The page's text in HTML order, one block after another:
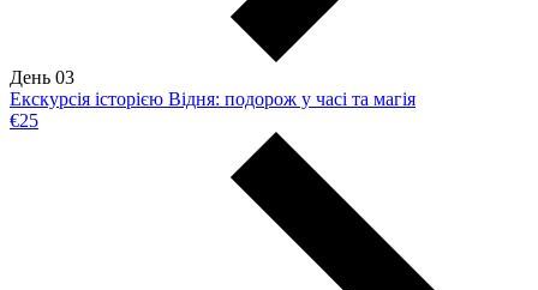
День 03
Екскурсія історією Відня: подорож у часі та магія
€25